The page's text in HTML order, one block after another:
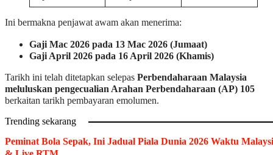
Ini bermakna penjawat awam akan menerima:
Gaji Mac 2026 pada 13 Mac 2026 (Jumaat)
Gaji April 2026 pada 16 April 2026 (Khamis)
Tarikh ini telah ditetapkan selepas Perbendaharaan Malaysia
meluluskan pengecualian Arahan Perbendaharaan (AP) 105
berkaitan tarikh pembayaran emolumen.
Trending sekarang
Peminat Bola Sepak, Ini Jadual Piala Dunia 2026 Waktu